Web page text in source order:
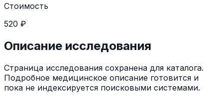
Стоимость
520 ₽
Описание исследования
Страница исследования сохранена для каталога.
Подробное медицинское описание готовится и
пока не индексируется поисковыми системами.